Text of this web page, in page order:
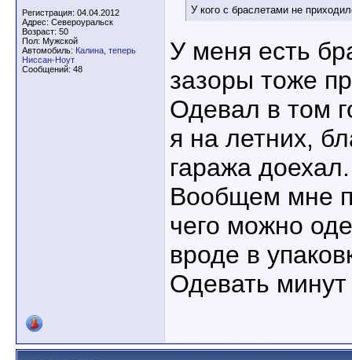
Регистрация: 04.04.2012
Адрес: Североуральск
Возраст: 50
Пол: Мужской
Автомобиль: Калина, теперь
Ниссан-Ноут
Сообщений: 48
У кого с браслетами не
У меня есть
зазоры тоже
Одевал в том
я на летних,
гаража доехал.
Вообщем мне
чего можно
вроде в
Одевать